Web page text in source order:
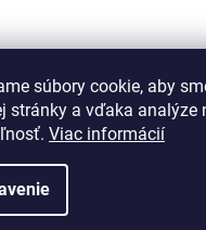
súbory cookie, aby
stránky a vďaka analýze
Viac informácií